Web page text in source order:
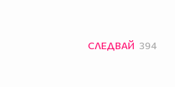
СЛЕДВАЙ 394